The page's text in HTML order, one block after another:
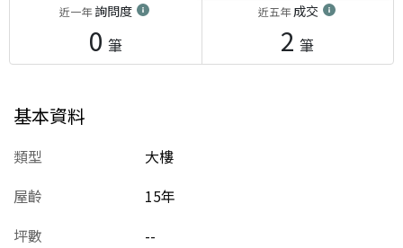
近一年詢問度
0 筆
近五年成交
2 筆
基本資料
類型
大樓
屋齡
15年
坪數
--